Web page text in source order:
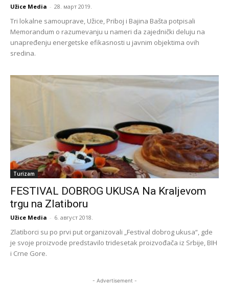
Užice Media - 28. март 2019.
Tri lokalne samouprave, Užice, Priboj i Bajina Bašta potpisali
Memorandum o razumevanju u nameri da zajednički deluju na
unapređenju energetske efikasnosti u javnim objektima ovih
sredina.
Turizam
FESTIVAL DOBROG UKUSA Na Kraljevom
trgu na Zlatiboru
Užice Media - 6. август 2018.
Zlatiborci su po prvi put organizovali „Festival dobrog ukusa“, gde
je svoje proizvode predstavilo tridesetak proizvođača iz Srbije, BIH
i Crne Gore.
- Advertisement -